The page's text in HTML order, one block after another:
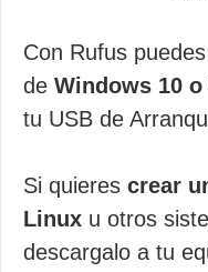
Con Rufus
de Windows 10
tu USB de
Si quieres crear
Linux u otros
descargalo a tu